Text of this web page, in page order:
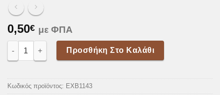
0,50€ με ΦΠΑ
Προσευχές Θείας Κοινωνίας (Παιδικό) ποσότητα
Προσθήκη Στο Καλάθι
Κωδικός προϊόντος: EXB1143